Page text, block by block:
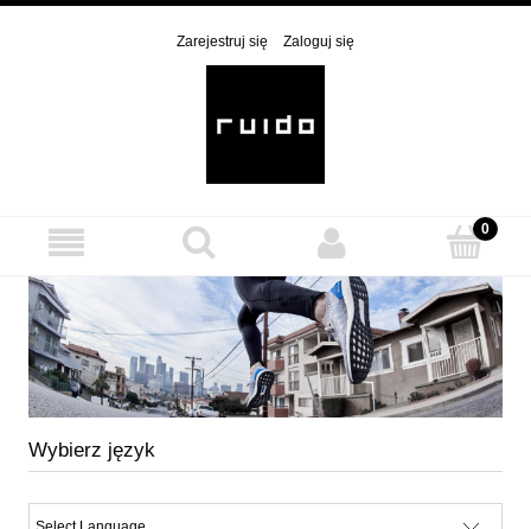
Zarejestruj się Zaloguj się
Wybierz język